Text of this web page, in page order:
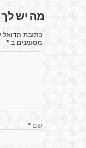
מה יש
כתובת הדואל
מסומנים ב*
שם *